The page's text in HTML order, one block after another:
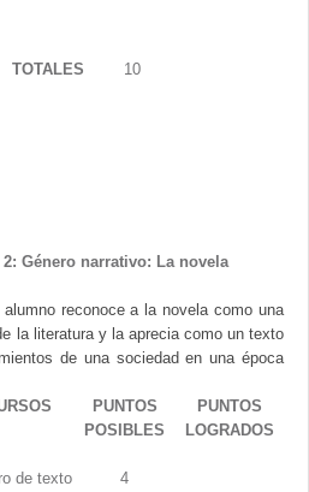
TOTALES 10
2: Género narrativo: La novela
reconoce a la novela como una
la literatura y la aprecia como un texto
de una sociedad en una época
PUNTOS
POSIBLES
PUNTOS
LOGRADOS
de texto
4